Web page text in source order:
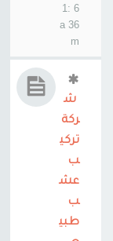
6 1:
36 a
m
ش
ركة
تركي
ب
عش
ب
طبي